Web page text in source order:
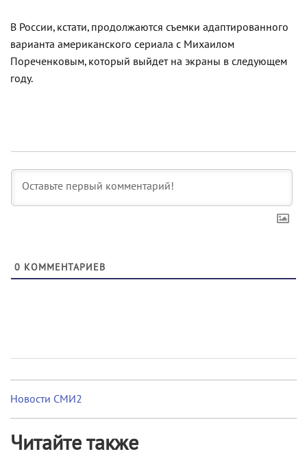
В России, кстати, продолжаются съемки адаптированного
варианта американского сериала с Михаилом
Пореченковым, который выйдет на экраны в следующем
году.
0 КОММЕНТАРИЕВ
Новости СМИ2
Читайте также